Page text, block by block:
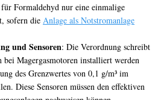
Formaldehyd nur eine einmalige
sofern die Anlage als Notstromanlage
und Sensoren: Die Verordnung schreibt
bei Magergasmotoren installiert werden
des Grenzwertes von 0,1 g/m³ im
Diese Sensoren müssen den effektiven